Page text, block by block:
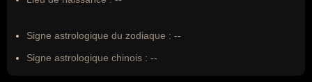
Signe astrologique du zodiaque : --
Signe astrologique chinois : --